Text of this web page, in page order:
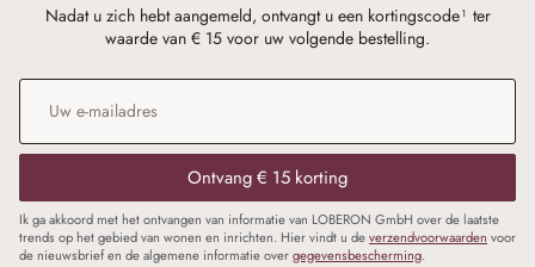
Nadat u zich hebt aangemeld, ontvangt u een kortingscode¹ ter
waarde van € 15 voor uw volgende bestelling.
E-mailadres
Ontvang € 15 korting
Ik ga akkoord met het ontvangen van informatie van LOBERON GmbH over de laatste
trends op het gebied van wonen en inrichten. Hier vindt u deverzendvoorwaarden voor
de nieuwsbrief en de algemene informatie overgegevensbescherming.